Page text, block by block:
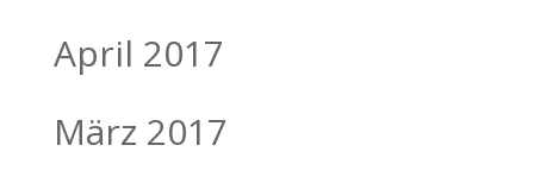
April 2017
März 2017